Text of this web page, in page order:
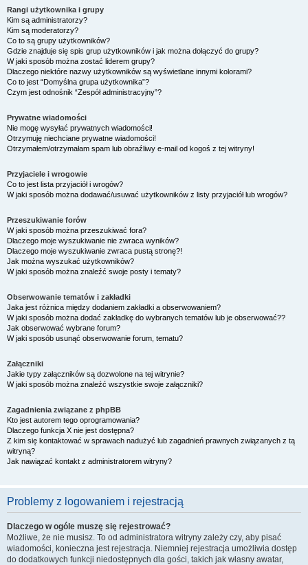
Rangi użytkownika i grupy
Kim są administratorzy?
Kim są moderatorzy?
Co to są grupy użytkowników?
Gdzie znajduje się spis grup użytkowników i jak można dołączyć do grupy?
W jaki sposób można zostać liderem grupy?
Dlaczego niektóre nazwy użytkowników są wyświetlane innymi kolorami?
Co to jest “Domyślna grupa użytkownika”?
Czym jest odnośnik “Zespół administracyjny”?
Prywatne wiadomości
Nie mogę wysyłać prywatnych wiadomości!
Otrzymuję niechciane prywatne wiadomości!
Otrzymałem/otrzymałam spam lub obraźliwy e-mail od kogoś z tej witryny!
Przyjaciele i wrogowie
Co to jest lista przyjaciół i wrogów?
W jaki sposób można dodawać/usuwać użytkowników z listy przyjaciół lub wrogów?
Przeszukiwanie forów
W jaki sposób można przeszukiwać fora?
Dlaczego moje wyszukiwanie nie zwraca wyników?
Dlaczego moje wyszukiwanie zwraca pustą stronę?!
Jak można wyszukać użytkowników?
W jaki sposób można znaleźć swoje posty i tematy?
Obserwowanie tematów i zakładki
Jaka jest różnica między dodaniem zakładki a obserwowaniem?
W jaki sposób można dodać zakładkę do wybranych tematów lub je obserwować??
Jak obserwować wybrane forum?
W jaki sposób usunąć obserwowanie forum, tematu?
Załączniki
Jakie typy załączników są dozwolone na tej witrynie?
W jaki sposób można znaleźć wszystkie swoje załączniki?
Zagadnienia związane z phpBB
Kto jest autorem tego oprogramowania?
Dlaczego funkcja X nie jest dostępna?
Z kim się kontaktować w sprawach nadużyć lub zagadnień prawnych związanych z tą
witryną?
Jak nawiązać kontakt z administratorem witryny?
Problemy z logowaniem i rejestracją
Dlaczego w ogóle muszę się rejestrować?
Możliwe, że nie musisz. To od administratora witryny zależy czy, aby pisać
wiadomości, konieczna jest rejestracja. Niemniej rejestracja umożliwia dostęp
do dodatkowych funkcji niedostępnych dla gości, takich jak własny awatar,